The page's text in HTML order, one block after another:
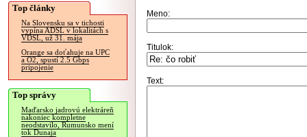
Top články
Na Slovensku sa v tichosti
vypína ADSL v lokalitách s
VDSL, už 31. mája
Orange sa doťahuje na UPC
a O2, spustí 2.5 Gbps
pripojenie
Top správy
Maďarsko jadrovú elektráreň
nakoniec kompletne
neodstavilo, Rumunsko mení
tok Dunaja
Meno:
Titulok:
Text: